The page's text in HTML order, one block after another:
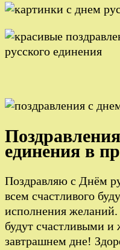
единения в
Поздравляю с Днём
всем счастливого
исполнения
будут счастливыми и
завтрашнем дне!